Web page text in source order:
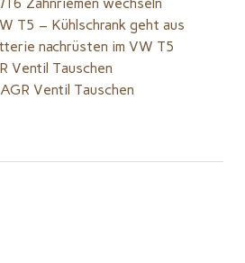
T5 – Kühlschrank geht aus
nachrüsten im VW T5
Ventil Tauschen
Ventil Tauschen